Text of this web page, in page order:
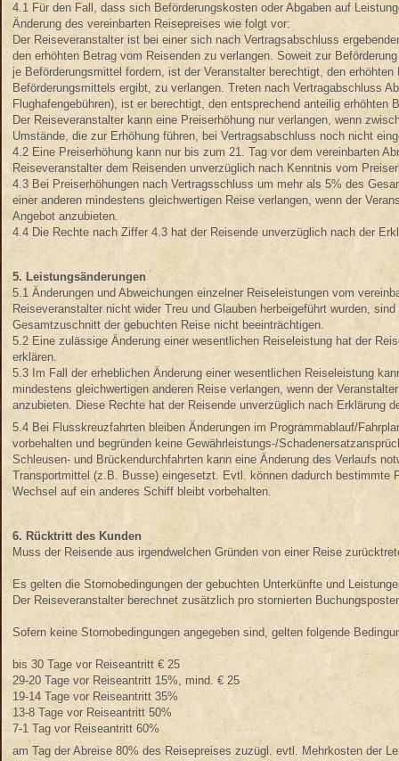
4.1 Für den Fall, dass sich Beförderungskosten oder Abgaben auf
Änderung des vereinbarten Reisepreises wie folgt vor:
Der Reiseveranstalter ist bei einer sich nach Vertragsabschluss
den erhöhten Betrag vom Reisenden zu verlangen. Soweit zur
je Beförderungsmittel fordern, ist der Veranstalter berechtigt, den
Beförderungsmittels ergibt, zu verlangen. Treten nach Vertragabschluss
Flughafengebühren), ist er berechtigt, den entsprechend anteilig erhöhten
Der Reiseveranstalter kann eine Preiserhöhung nur verlangen, wenn
Umstände, die zur Erhöhung führen, bei Vertragsabschluss noch nicht
4.2 Eine Preiserhöhung kann nur bis zum 21. Tag vor dem vereinbarten
Reiseveranstalter dem Reisenden unverzüglich nach Kenntnis vom
4.3 Bei Preiserhöhungen nach Vertragsschluss um mehr als 5% des
einer anderen mindestens gleichwertigen Reise verlangen, wenn der
Angebot anzubieten.
4.4 Die Rechte nach Ziffer 4.3 hat der Reisende unverzüglich nach der
5. Leistungsänderungen
5.1 Änderungen und Abweichungen einzelner Reiseleistungen vom
Reiseveranstalter nicht wider Treu und Glauben herbeigeführt wurden,
Gesamtzuschnitt der gebuchten Reise nicht beeinträchtigen.
5.2 Eine zulässige Änderung einer wesentlichen Reiseleistung hat der
erklären.
5.3 Im Fall der erheblichen Änderung einer wesentlichen Reiseleistung
mindestens gleichwertigen anderen Reise verlangen, wenn der
anzubieten. Diese Rechte hat der Reisende unverzüglich nach Erklärung
5.4 Bei Flusskreuzfahrten bleiben Änderungen im Programmablauf/
vorbehalten und begründen keine Gewährleistungs-/
Schleusen- und Brückendurchfahrten kann eine Änderung des Verlaufs
Transportmittel (z.B. Busse) eingesetzt. Evtl. können dadurch bestimmte
Wechsel auf ein anderes Schiff bleibt vorbehalten.
6. Rücktritt des Kunden
Muss der Reisende aus irgendwelchen Gründen von einer Reise
Es gelten die Stornobedingungen der gebuchten Unterkünfte und
Der Reiseveranstalter berechnet zusätzlich pro stornierten
Sofern keine Stornobedingungen angegeben sind, gelten folgende
bis 30 Tage vor Reiseantritt € 25
29-20 Tage vor Reiseantritt 15%, mind. € 25
19-14 Tage vor Reiseantritt 35%
13-8 Tage vor Reiseantritt 50%
7-1 Tag vor Reiseantritt 60%
am Tag der Abreise 80% des Reisepreises zuzügl. evtl. Mehrkosten der